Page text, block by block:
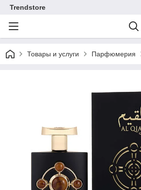
Trendstore
Товары и услуги Парфюмерия